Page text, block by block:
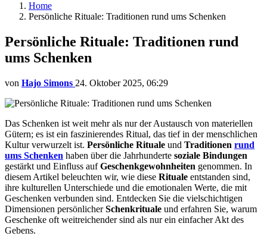
Home
Persönliche Rituale: Traditionen rund ums Schenken
Persönliche Rituale: Traditionen rund
ums Schenken
von Hajo Simons 24. Oktober 2025, 06:29
Das Schenken ist weit mehr als nur der Austausch von materiellen
Gütern; es ist ein faszinierendes Ritual, das tief in der menschlichen
Kultur verwurzelt ist. Persönliche Rituale und Traditionen rund
ums Schenken haben über die Jahrhunderte soziale Bindungen
gestärkt und Einfluss aufGeschenkgewohnheiten genommen. In
diesem Artikel beleuchten wir, wie diese Rituale entstanden sind,
ihre kulturellen Unterschiede und die emotionalen Werte, die mit
Geschenken verbunden sind. Entdecken Sie die vielschichtigen
Dimensionen persönlicherSchenkrituale und erfahren Sie, warum
Geschenke oft weitreichender sind als nur ein einfacher Akt des
Gebens.